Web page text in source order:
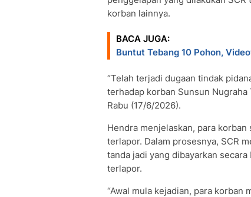
korban lainnya.
BACA JUGA:
Buntut Tebang 10 Pohon,
“Telah terjadi dugaan tindak
terhadap korban Sunsun Nugraha
Rabu (17/6/2026).
Hendra menjelaskan, para
terlapor. Dalam prosesnya, SCR
tanda jadi yang dibayarkan
terlapor.
“Awal mula kejadian, para korban